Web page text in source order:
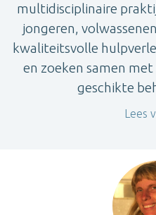
multidisciplinaire
jongeren,
kwaliteitsvolle
en zoeken samen
geschikte
Lees